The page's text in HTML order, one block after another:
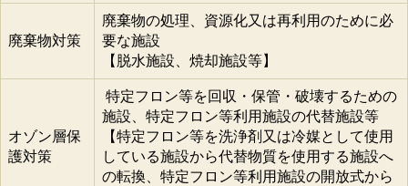
廃棄物対策
廃棄物の処理、資源化又は再利用のために必
要な施設
【脱水施設、焼却施設等】
オゾン層保
護対策
特定フロン等を回収・保管・破壊するための
施設、特定フロン等利用施設の代替施設等
【特定フロン等を洗浄剤又は冷媒として使用
している施設から代替物質を使用する施設へ
の転換、特定フロン等利用施設の開放式から